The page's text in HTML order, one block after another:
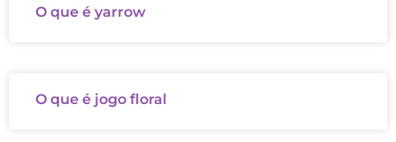
O que é yarrow
O que é jogo floral